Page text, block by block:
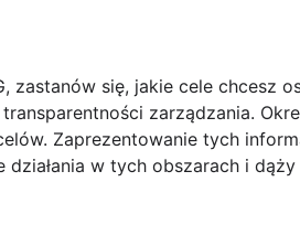
zastanów się, jakie cele chcesz
zarządzania.
Zaprezentowanie tych
w tych obszarach i